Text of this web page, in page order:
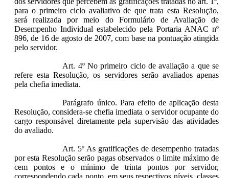
para o primeiro ciclo avaliativo de que trata esta Resolução,
será realizada por meio do Formulário de Avaliação de
Desempenho Individual estabelecido pela Portaria ANAC nº
896, de 16 de agosto de 2007, com base na pontuação atingida
pelo servidor.
Art. 4º No primeiro ciclo de avaliação a que se
refere esta Resolução, os servidores serão avaliados apenas
pela chefia imediata.
Parágrafo único. Para efeito de aplicação desta
Resolução, considera-se chefia imediata o servidor ocupante do
cargo responsável diretamente pela supervisão das atividades
do avaliado.
Art. 5º As gratificações de desempenho tratadas
por esta Resolução serão pagas observados o limite máximo de
cem pontos e o mínimo de trinta pontos por servidor,